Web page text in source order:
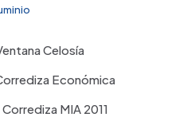
Celosía
Económica
MIA 2011